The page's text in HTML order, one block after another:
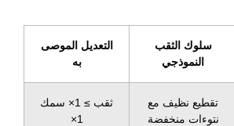
سلوك الثقب
النموذجي
التعديل الموصى
به
تقطيع نظيف مع
نتوءات منخفضة
ثقب ≥ 1× سمك
1×